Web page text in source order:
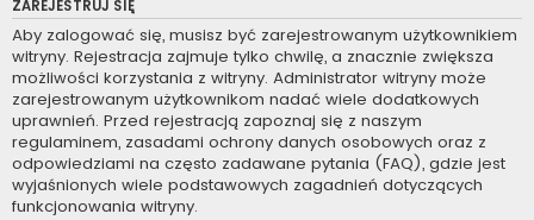
ZAREJESTRUJ SIĘ
Aby zalogować się, musisz być zarejestrowanym użytkownikiem
witryny. Rejestracja zajmuje tylko chwilę, a znacznie zwiększa
możliwości korzystania z witryny. Administrator witryny może
zarejestrowanym użytkownikom nadać wiele dodatkowych
uprawnień. Przed rejestracją zapoznaj się z naszym
regulaminem, zasadami ochrony danych osobowych oraz z
odpowiedziami na często zadawane pytania (FAQ), gdzie jest
wyjaśnionych wiele podstawowych zagadnień dotyczących
funkcjonowania witryny.